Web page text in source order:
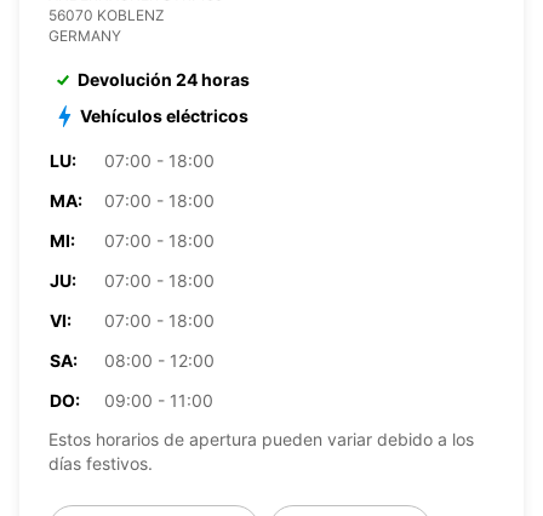
56070 KOBLENZ
GERMANY
Devolución 24 horas
Vehículos eléctricos
LU:
07:00 - 18:00
MA:
07:00 - 18:00
MI:
07:00 - 18:00
JU:
07:00 - 18:00
VI:
07:00 - 18:00
SA:
08:00 - 12:00
DO:
09:00 - 11:00
Estos horarios de apertura pueden variar debido a los
días festivos.